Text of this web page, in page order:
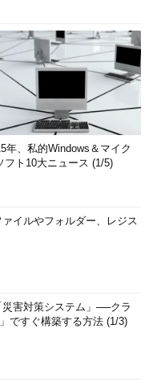
年、私的Windows＆マイク
フト10大ニュース (1/5)
イルやフォルダー、レジス
害対策システム」──クラ
ですぐ構築する方法 (1/3)